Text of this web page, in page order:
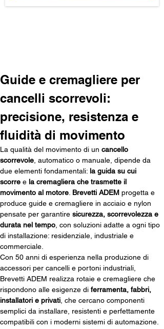
Guide e cremagliere per
cancelli scorrevoli:
precisione, resistenza e
fluidità di movimento
La qualità del movimento di un cancello
scorrevole , automatico o manuale, dipende da
due elementi fondamentali: la guida su cui
scorre e la cremagliera che trasmette il
movimento al motore Brevetti ADEM progetta e
produce guide e cremagliere in acciaio e nylon
pensate per garantire sicurezza, scorrevolezza e
durata nel tempo , con soluzioni adatte a ogni tipo
di installazione: residenziale, industriale e
commerciale.
Con 50 anni di esperienza nella produzione di
accessori per cancelli e portoni industriali,
Brevetti ADEM realizza rotaie e cremagliere che
rispondono alle esigenze di ferramenta, fabbri,
installatori e privati , che cercano componenti
semplici da installare, resistenti e perfettamente
compatibili con i moderni sistemi di automazione.